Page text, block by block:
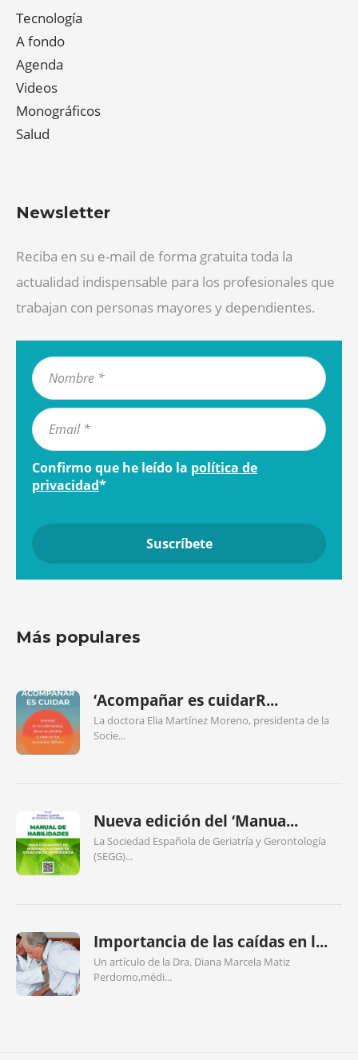
Tecnología
A fondo
Agenda
Videos
Monográficos
Salud
Newsletter
Reciba en su e-mail de forma gratuita toda la
actualidad indispensable para los profesionales que
trabajan con personas mayores y dependientes.
Confirmo que he leído la política de
privacidad*
Más populares
‘Acompañar es cuidarR...
La doctora Elia Martínez Moreno, presidenta de la
Socie...
Nueva edición del ‘Manua...
La Sociedad Española de Geriatría y Gerontología
(SEGG)...
Importancia de las caídas en l...
Un artículo de la Dra. Diana Marcela Matiz
Perdomo,médi...